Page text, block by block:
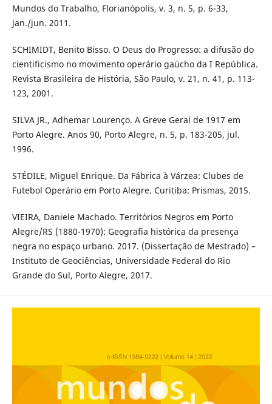
Mundos do Trabalho, Florianópolis, v. 3, n. 5, p. 6-33,
jan./jun. 2011.
SCHIMIDT, Benito Bisso. O Deus do Progresso: a difusão do
cientificismo no movimento operário gaúcho da I República.
Revista Brasileira de História, São Paulo, v. 21, n. 41, p. 113-
123, 2001.
SILVA JR., Adhemar Lourenço. A Greve Geral de 1917 em
Porto Alegre. Anos 90, Porto Alegre, n. 5, p. 183-205, jul.
1996.
STÉDILE, Miguel Enrique. Da Fábrica à Várzea: Clubes de
Futebol Operário em Porto Alegre. Curitiba: Prismas, 2015.
VIEIRA, Daniele Machado. Territórios Negros em Porto
Alegre/RS (1880-1970): Geografia histórica da presença
negra no espaço urbano. 2017. (Dissertação de Mestrado) –
Instituto de Geociências, Universidade Federal do Rio
Grande do Sul, Porto Alegre, 2017.